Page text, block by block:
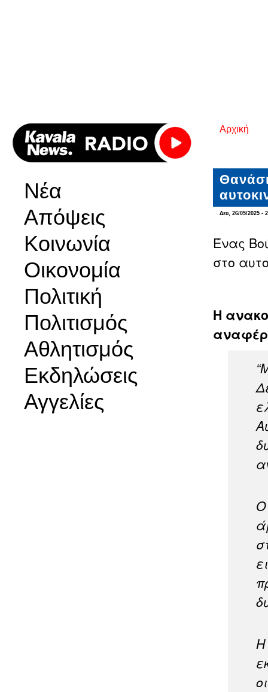
Νέα
Απόψεις
Κοινωνία
Οικονομία
Πολιτική
Πολιτισμός
Αθλητισμός
Εκδηλώσεις
Αγγελίες
Είστε
Αρχική
Δευ, 26/05/2025 -
Ένας
στο
Η
Ο
Η